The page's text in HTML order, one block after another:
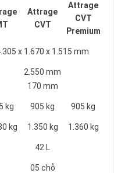
Attrage
CVT
Attrage
CVT
Premium
x 1.670 x 1.515 mm
2.550 mm
170 mm
kg 905 kg 905 kg
kg 1.350 kg
1.360 kg
42 L
05 chỗ